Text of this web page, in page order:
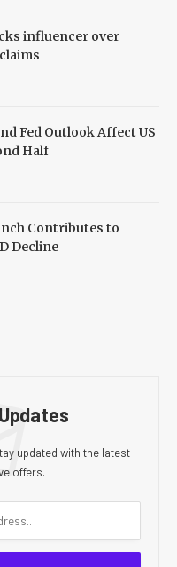
influencer over
Fed Outlook Affect US
Half
Contributes to
Decline
updated with the latest
offers.